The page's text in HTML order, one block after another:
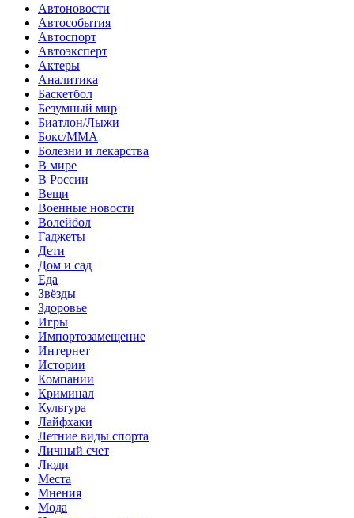
Автоновости
Автособытия
Автоспорт
Автоэксперт
Актеры
Аналитика
Баскетбол
Безумный мир
Биатлон/Лыжи
Бокс/MMA
Болезни и лекарства
В мире
В России
Вещи
Военные новости
Волейбол
Гаджеты
Дети
Дом и сад
Еда
Звёзды
Здоровье
Игры
Импортозамещение
Интернет
Истории
Компании
Криминал
Культура
Лайфхаки
Летние виды спорта
Личный счет
Люди
Места
Мнения
Мода